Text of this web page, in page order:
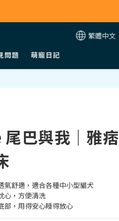
繁體中文
問題
萌寵日記
巴與我｜雅痞
氣舒適，適合各種中小型貓犬
心，方便清洗
部，用得安心睡得放心